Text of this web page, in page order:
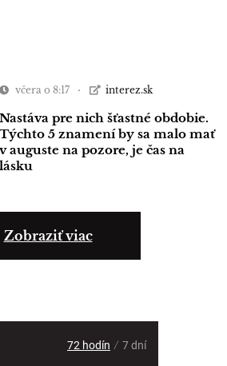
včera o 8:17 interez.sk
Nastáva pre nich šťastné obdobie.
Týchto 5 znamení by sa malo mať
v auguste na pozore, je čas na
lásku
Zobraziť viac
72 hodín / 7 dní